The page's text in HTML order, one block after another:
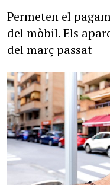
Permeten el
del mòbil. Els
del març passat